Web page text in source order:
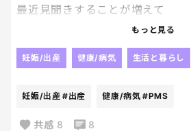
イライラから解放されたい。笑
最近見聞きすることが増えて
30代でもなるって聞いてるけど
もっと見る
妊娠/出産 健康/病気 生活と暮らし
妊娠/出産 #出産 健康/病気 #PMS
共感 8 8